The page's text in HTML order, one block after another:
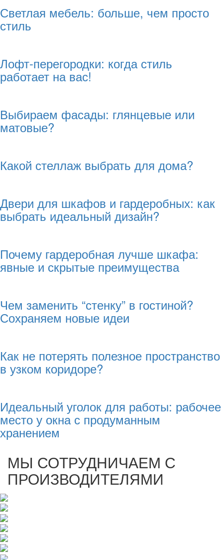
Светлая мебель: больше, чем просто
стиль
Лофт-перегородки: когда стиль
работает на вас!
Выбираем фасады: глянцевые или
матовые?
Какой стеллаж выбрать для дома?
Двери для шкафов и гардеробных: как
выбрать идеальный дизайн?
Почему гардеробная лучше шкафа:
явные и скрытые преимущества
Чем заменить “стенку” в гостиной?
Сохраняем новые идеи
Как не потерять полезное пространство
в узком коридоре?
Идеальный уголок для работы: рабочее
место у окна с продуманным
хранением
МЫ СОТРУДНИЧАЕМ С
ПРОИЗВОДИТЕЛЯМИ